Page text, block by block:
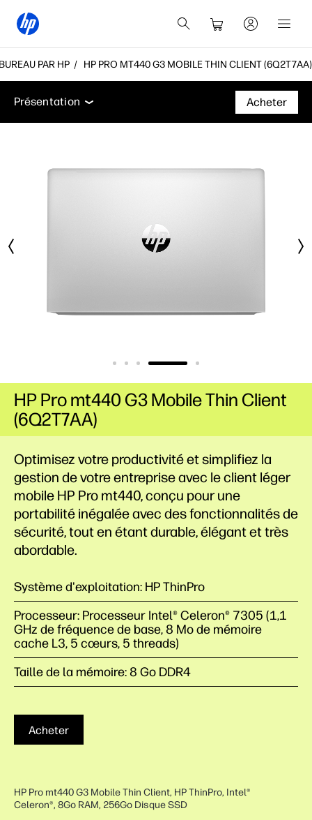
PAR HP HP PRO MT440 G3 MOBILE THIN CLIENT (6Q2T7AA)
Présentation Fiche technique Accessoires
Présentation
Acheter
Optimisez votre productivité et simplifiez la
gestion de votre entreprise avec le client léger
mobile HP Pro mt440, conçu pour une
portabilité inégalée avec des fonctionnalités de
sécurité, tout en étant durable, élégant et très
abordable.
Système d'exploitation: HP ThinPro
Processeur: Processeur Intel® Celeron® 7305 (1,1
GHz de fréquence de base, 8 Mo de mémoire
cache L3, 5 cœurs, 5 threads)
Taille de la mémoire: 8 Go DDR4
Acheter
HP Pro mt440 G3 Mobile Thin Client, HP ThinPro, Intel®
Celeron®, 8Go RAM, 256Go Disque SSD
HP Pro mt440 G3 Mobile Thin Client
(6Q2T7AA)